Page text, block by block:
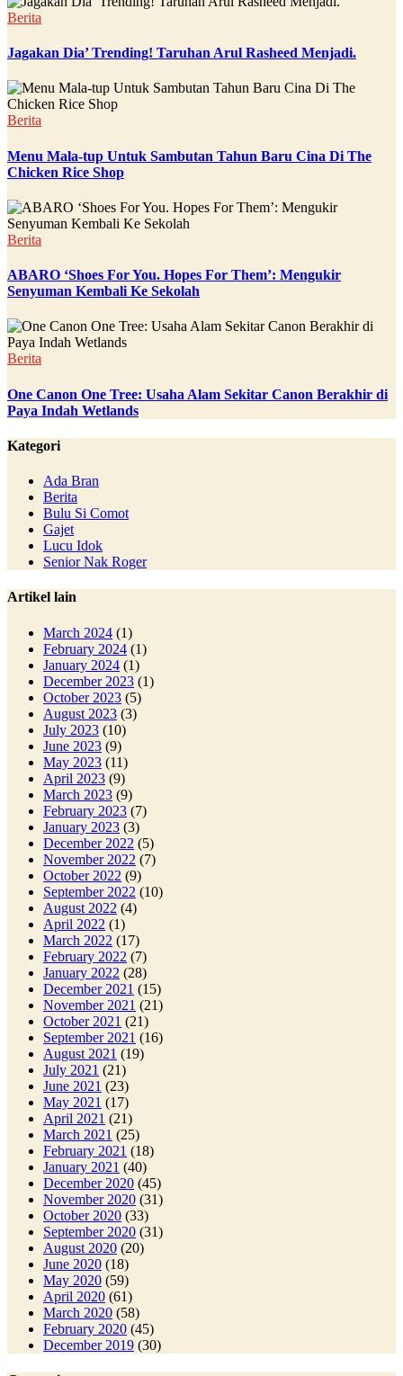
Berita
Jagakan Dia’ Trending! Taruhan Arul Rasheed Menjadi.
Berita
Menu Mala-tup Untuk Sambutan Tahun Baru Cina Di The
Chicken Rice Shop
Berita
ABARO ‘Shoes For You. Hopes For Them’: Mengukir
Senyuman Kembali Ke Sekolah
Berita
One Canon One Tree: Usaha Alam Sekitar Canon Berakhir di
Paya Indah Wetlands
Kategori
Ada Bran
Berita
Bulu Si Comot
Gajet
Lucu Idok
Senior Nak Roger
Artikel lain
March 2024 (1)
February 2024 (1)
January 2024 (1)
December 2023 (1)
October 2023 (5)
August 2023 (3)
July 2023 (10)
June 2023 (9)
May 2023 (11)
April 2023 (9)
March 2023 (9)
February 2023 (7)
January 2023 (3)
December 2022 (5)
November 2022 (7)
October 2022 (9)
September 2022 (10)
August 2022 (4)
April 2022 (1)
March 2022 (17)
February 2022 (7)
January 2022 (28)
December 2021 (15)
November 2021 (21)
October 2021 (21)
September 2021 (16)
August 2021 (19)
July 2021 (21)
June 2021 (23)
May 2021 (17)
April 2021 (21)
March 2021 (25)
February 2021 (18)
January 2021 (40)
December 2020 (45)
November 2020 (31)
October 2020 (33)
September 2020 (31)
August 2020 (20)
June 2020 (18)
May 2020 (59)
April 2020 (61)
March 2020 (58)
February 2020 (45)
December 2019 (30)